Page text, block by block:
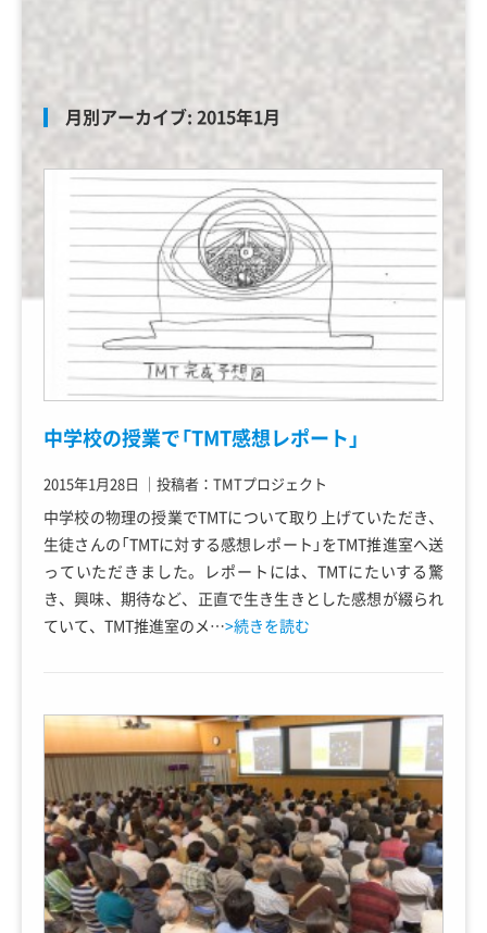
月別アーカイブ: 2015年1月
中学校の授業で「TMT感想レポート」
2015年1月28日 ｜ 投稿者：TMTプロジェクト
中学校の物理の授業でTMTについて取り上げていただき、
生徒さんの「TMTに対する感想レポート」をTMT推進室へ送
っていただきました。レポートには、TMTにたいする驚
き、興味、期待など、正直で生き生きとした感想が綴られ
ていて、TMT推進室のメ…>続きを読む